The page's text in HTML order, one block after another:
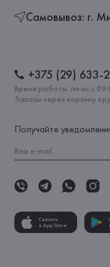
Самовывоз: г.
+375 (29) 633-
Время работы: пн-вс с
Заказы через корзину
Получайте
Скачать
в App Store